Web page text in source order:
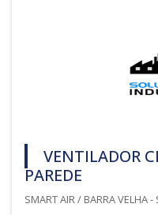
VENTILADOR
PAREDE
SMART AIR / BARRA VELHA -